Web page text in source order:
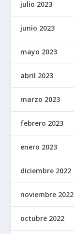
julio 2023
junio 2023
mayo 2023
abril 2023
marzo 2023
febrero 2023
enero 2023
diciembre 2022
noviembre 2022
octubre 2022